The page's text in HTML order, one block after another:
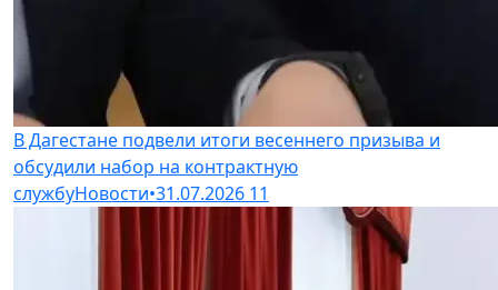
В Дагестане подвели итоги весеннего призыва и
обсудили набор на контрактную
службуНовости•31.07.2026 11